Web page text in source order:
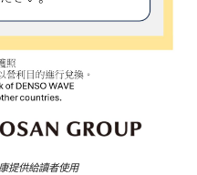
提供給讀者使用